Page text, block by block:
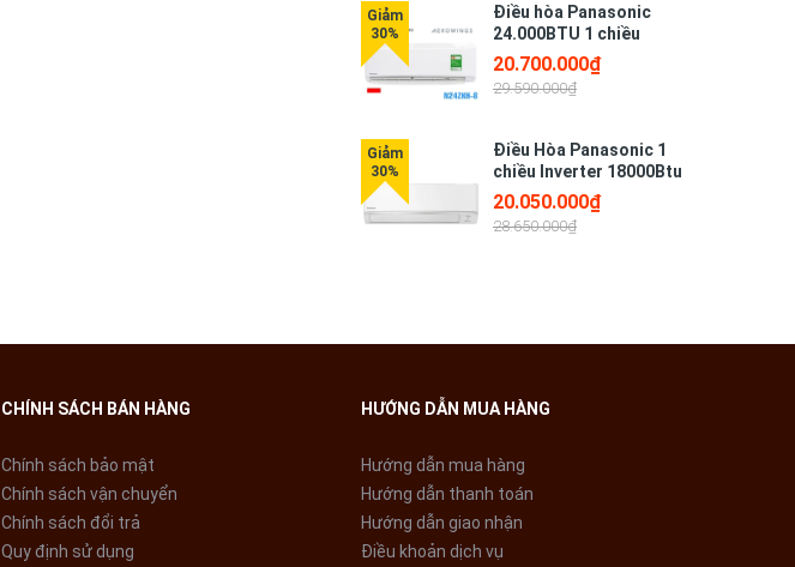
Điều hòa Panasonic
24.000BTU 1 chiều
N24ZKH-8
20.700.000₫
29.590.000₫
Điều Hòa Panasonic 1
chiều Inverter 18000Btu
CU/CS-RU18AKH-8B
20.050.000₫
28.650.000₫
CHÍNH SÁCH BÁN HÀNG
Chính sách bảo mật
Chính sách vận chuyển
Chính sách đổi trả
Quy định sử dụng
HƯỚNG DẪN MUA HÀNG
Hướng dẫn mua hàng
Hướng dẫn thanh toán
Hướng dẫn giao nhận
Điều khoản dịch vụ